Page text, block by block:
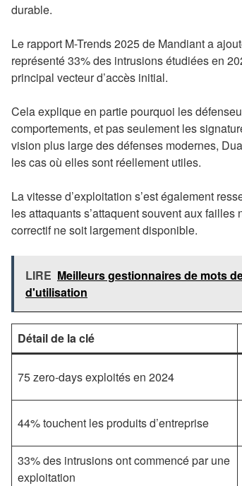
durable.
Le rapport M-Trends 2025 de Mandiant a
représenté 33% des intrusions étudiées en
principal vecteur d’accès initial.
Cela explique en partie pourquoi les
comportements, et pas seulement les
vision plus large des défenses modernes,
les cas où elles sont réellement utiles.
La vitesse d’exploitation s’est également
les attaquants s’attaquent souvent aux
correctif ne soit largement disponible.
LIRE Meilleurs gestionnaires de mots
d'utilisation
Détail de la clé
75 zero-days exploités en 2024
44% touchent les produits d’entreprise
33% des intrusions ont commencé par une
exploitation